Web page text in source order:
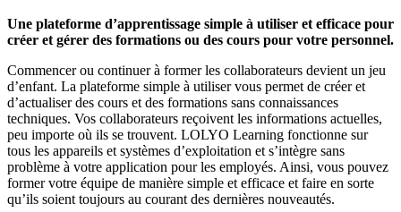
Une plateforme d’apprentissage simple à utiliser et efficace pour
créer et gérer des formations ou des cours pour votre personnel.
Commencer ou continuer à former les collaborateurs devient un jeu
d’enfant. La plateforme simple à utiliser vous permet de créer et
d’actualiser des cours et des formations sans connaissances
techniques. Vos collaborateurs reçoivent les informations actuelles,
peu importe où ils se trouvent. LOLYO Learning fonctionne sur
tous les appareils et systèmes d’exploitation et s’intègre sans
problème à votre application pour les employés. Ainsi, vous pouvez
former votre équipe de manière simple et efficace et faire en sorte
qu’ils soient toujours au courant des dernières nouveautés.